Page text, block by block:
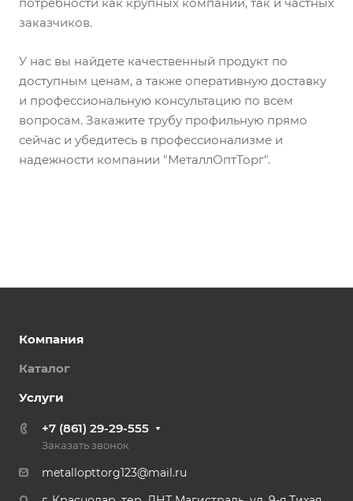
заказчиков.
У нас вы найдете качественный продукт по
доступным ценам, а также оперативную доставку
и профессиональную консультацию по всем
вопросам. Закажите трубу профильную прямо
сейчас и убедитесь в профессионализме и
надежности компании "МеталлОптТорг".
Компания
Каталог
Услуги
+7 (861) 29-29-555
Заказать звонок
metallopttorg123@mail.ru